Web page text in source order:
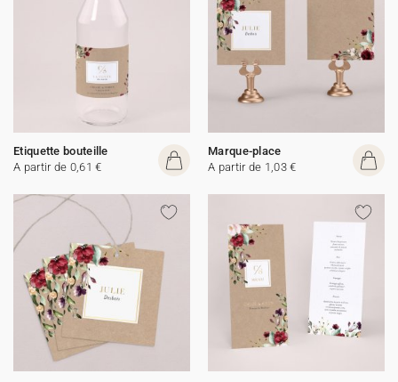
Etiquette bouteille
A partir de 0,61 €
Marque-place
A partir de 1,03 €